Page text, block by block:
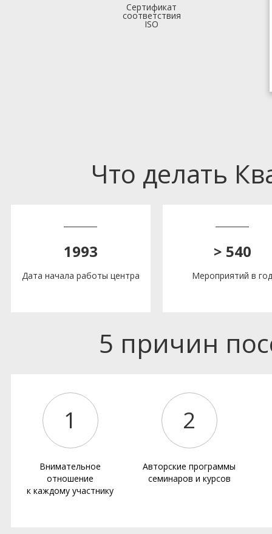
Сертификат
соответствия
ISO
Что делать
1993
Дата начала работы центра
> 540
Мероприятий в год
5 причин
1
Внимательное
отношение
к каждому участнику
2
Авторские программы
семинаров и курсов